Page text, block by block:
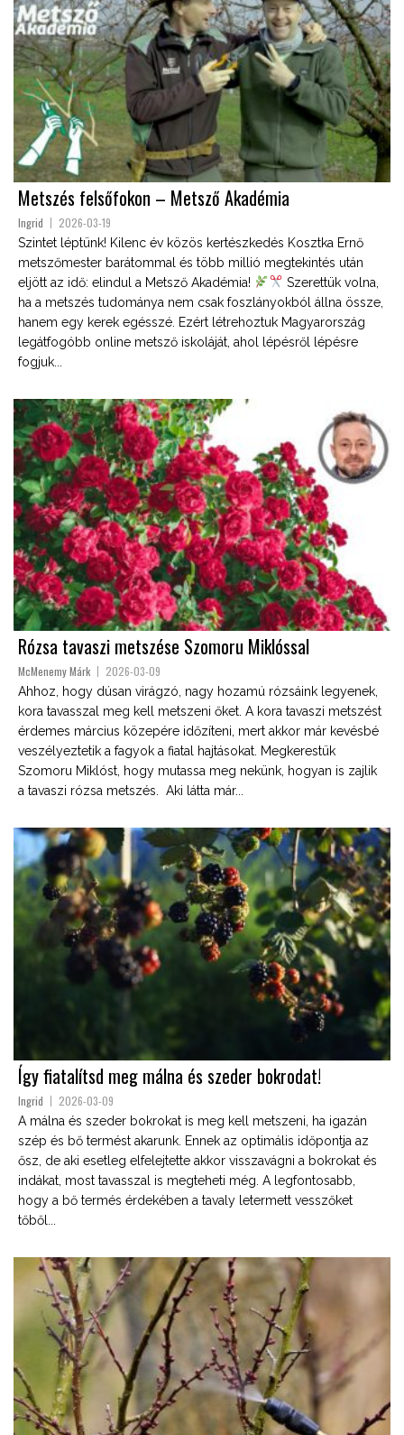
Metszés felsőfokon – Metsző Akadémia
Ingrid 2026-03-19
Szintet léptünk! Kilenc év közös kertészkedés Kosztka Ernő
metszőmester barátommal és több millió megtekintés után
eljött az idő: elindul a Metsző Akadémia!
Szerettük volna,
ha a metszés tudománya nem csak foszlányokból állna össze,
hanem egy kerek egésszé. Ezért létrehoztuk Magyarország
legátfogóbb online metsző iskoláját, ahol lépésről lépésre
fogjuk...
Rózsa tavaszi metszése Szomoru Miklóssal
McMenemy Márk 2026-03-09
Ahhoz, hogy dúsan virágzó, nagy hozamú rózsáink legyenek,
kora tavasszal meg kell metszeni őket. A kora tavaszi metszést
érdemes március közepére időzíteni, mert akkor már kevésbé
veszélyeztetik a fagyok a fiatal hajtásokat. Megkerestük
Szomoru Miklóst, hogy mutassa meg nekünk, hogyan is zajlik
a tavaszi rózsa metszés. Aki látta már...
Így fiatalítsd meg málna és szeder bokrodat!
Ingrid 2026-03-09
A málna és szeder bokrokat is meg kell metszeni, ha igazán
szép és bő termést akarunk. Ennek az optimális időpontja az
ősz, de aki esetleg elfelejtette akkor visszavágni a bokrokat és
indákat, most tavasszal is megteheti még. A legfontosabb,
hogy a bő termés érdekében a tavaly letermett vesszőket
tőből...